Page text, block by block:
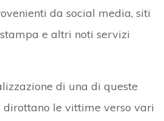
da social media, siti
e altri noti servizi
di una di queste
le vittime verso vari